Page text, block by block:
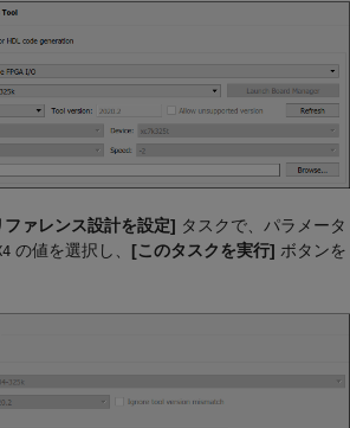
ァレンス設計を設定] タスクで、パラメータ
の値を選択し、 [このタスクを実行] ボタンを